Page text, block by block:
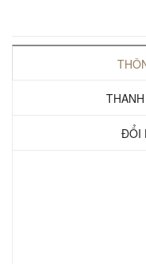
ĐỔI